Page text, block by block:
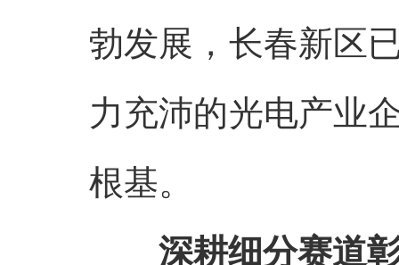
勃发展，长春新区
力充沛的光电产业
根基。
深耕细分赛道